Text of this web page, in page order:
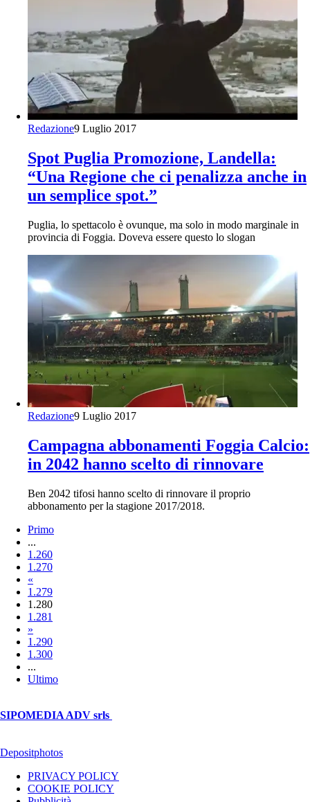
Redazione9 Luglio 2017
Spot Puglia Promozione, Landella:
“Una Regione che ci penalizza anche in
un semplice spot.”
Puglia, lo spettacolo è ovunque, ma solo in modo marginale in
provincia di Foggia. Doveva essere questo lo slogan
Redazione9 Luglio 2017
Campagna abbonamenti Foggia Calcio:
in 2042 hanno scelto di rinnovare
Ben 2042 tifosi hanno scelto di rinnovare il proprio
abbonamento per la stagione 2017/2018.
Primo
...
1.260
1.270
«
1.279
1.280
1.281
»
1.290
1.300
...
Ultimo
SIPOMEDIA ADV srls
Depositphotos
PRIVACY POLICY
COOKIE POLICY